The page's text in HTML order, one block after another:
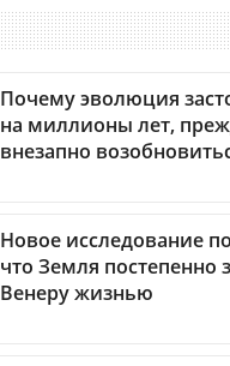
Почему эволюция
на миллионы лет,
внезапно
Новое исследование
что Земля постепенно
Венеру жизнью